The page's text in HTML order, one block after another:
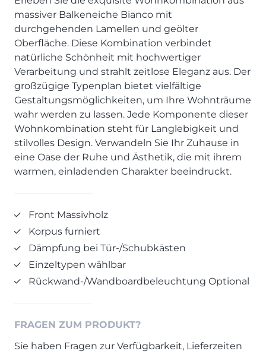
Bar- & Barhockersysteme
Beimöbel
Einzelstühle & Stuhlsysteme
Einzeltische & Tischsysteme
ALLES ANZEIGEN
SOFA, COUCH & CO.
2er Sofas & Funktionssofas
Systemgarnituren Leder
Systemgarnituren Stoff
Sessel & Hocker
SCHLAFZIMMER
Kleiderschränke & Systeme
Polsterbetten & Boxspring
Einzelbetten & Futonbetten
KLEINMÖBEL & DIELE
KÜCHENTECHNIK
Dunstabzug im Kochfeld
Bora - The end of normal
Neff - Mehr Raum für Kreativität
Siemens - Intelligente Lösungen für dein Zuhause
Liebherr - hat den Kühlschrank zwar nicht neu erfunden.
Aber fast.
Naber - Für die perfekte Küche
Quooker – Der Wasserhahn, der alles kann
Systemceram - Das Geheimnis langlebiger
Lebensraum Küche
Prisma Journal
KÜCHEN PROSPEKTE
Lebensraum Küche
Prisma Journal
KÜCHENTECHNIK
Neff - Mehr Raum für Kreativität
BORA - The end of normal
AKTIONEN
Der neue MDS Prospekt
25 Küchen zu Sonderkonditionen
SCHLAFZIMMER
ALLES ANZEIGEN
ESSZIMMER
ALLES ANZEIGEN
KÜCHE
ALLE ANZEIGEN
Historie & Philosophie
360° Rundgang
Kunden-Bewertungen
Über uns
UNSER SERVICE
Aufmaß-Service
Entsorgungs-Service
Finanzkauf-Service
Montage-Service
Interior Design Service
SERVICES IM ÜBERBLICK
JOBS & KARRIERE
Auszubildende (m/w/d) - Kaufleute im Einzelhandel
Möbelverkäufer (m/w/d)
Schreiner/Monteur (m/w/d)
Kurzbewerbung senden
massiver Balkeneiche Bianco mit
durchgehenden Lamellen und geölter
Oberfläche. Diese Kombination verbindet
natürliche Schönheit mit hochwertiger
Verarbeitung und strahlt zeitlose Eleganz aus. Der
großzügige Typenplan bietet vielfältige
Gestaltungsmöglichkeiten, um Ihre Wohnträume
wahr werden zu lassen. Jede Komponente dieser
Wohnkombination steht für Langlebigkeit und
stilvolles Design. Verwandeln Sie Ihr Zuhause in
eine Oase der Ruhe und Ästhetik, die mit ihrem
warmen, einladenden Charakter beeindruckt.
Front Massivholz
Korpus furniert
Dämpfung bei Tür-/Schubkästen
Einzeltypen wählbar
Rückwand-/Wandboardbeleuchtung Optional
FRAGEN ZUM PRODUKT?
Sie haben Fragen zur Verfügbarkeit, Lieferzeiten